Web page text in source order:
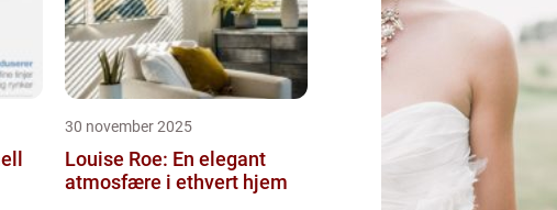
30 november 2025
Louise Roe: En elegant
atmosfære i ethvert hjem